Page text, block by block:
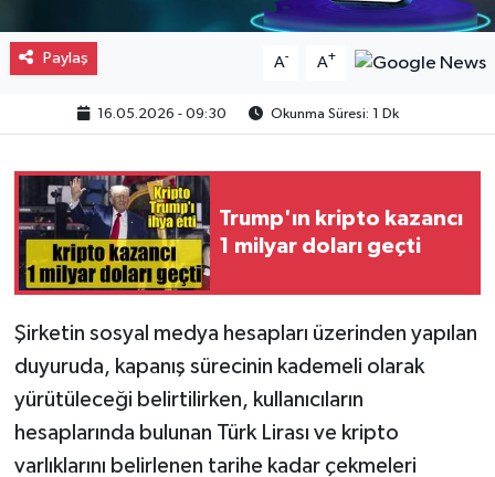
Paylaş A- A+
16.05.2026 - 09:30 Okunma Süresi: 1 Dk
Trump'ın kripto kazancı
1 milyar doları geçti
Şirketin sosyal medya hesapları üzerinden yapılan
duyuruda, kapanış sürecinin kademeli olarak
yürütüleceği belirtilirken, kullanıcıların
hesaplarında bulunan Türk Lirası ve kripto
varlıklarını belirlenen tarihe kadar çekmeleri